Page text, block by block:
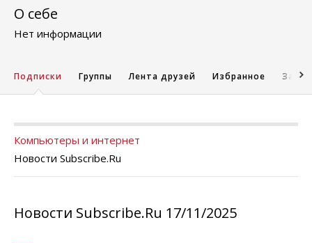
О себе
Нет информации
Подписки Группы Лента друзей Избранное
Компьютеры и интернет
Новости Subscribe.Ru
Новости Subscribe.Ru 17/11/2025